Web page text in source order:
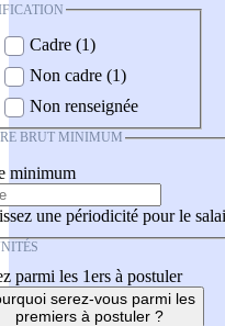
Cadre (1)
Non cadre (1)
Non renseignée
BRUT MINIMUM
minimum
une périodicité pour le
parmi les 1ers à postuler
serez-vous parmi les
premiers à postuler ?